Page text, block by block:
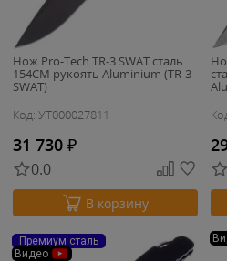
Нож Pro-Tech TR-3 SWAT сталь
154CM рукоять Aluminium (TR-3
SWAT)
Код: УТ000027811
31 730 ₽
0.0
В корзину
Премиум сталь
Видео